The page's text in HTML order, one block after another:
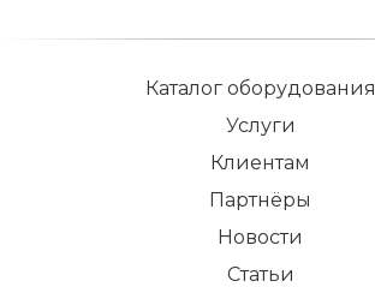
Каталог оборудования
Услуги
Клиентам
Партнёры
Новости
Статьи